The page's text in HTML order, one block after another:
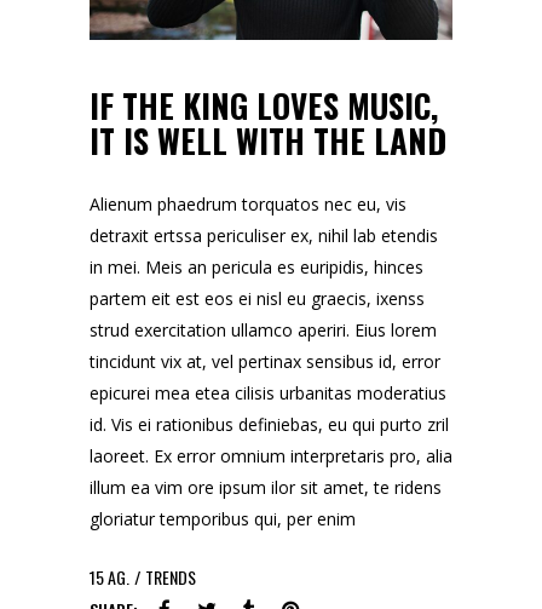
IF THE KING LOVES MUSIC,
IT IS WELL WITH THE LAND
Alienum phaedrum torquatos nec eu, vis
detraxit ertssa periculiser ex, nihil lab etendis
in mei. Meis an pericula es euripidis, hinces
partem eit est eos ei nisl eu graecis, ixenss
strud exercitation ullamco aperiri. Eius lorem
tincidunt vix at, vel pertinax sensibus id, error
epicurei mea etea cilisis urbanitas moderatius
id. Vis ei rationibus definiebas, eu qui purto zril
laoreet. Ex error omnium interpretaris pro, alia
illum ea vim ore ipsum ilor sit amet, te ridens
gloriatur temporibus qui, per enim
15AG.
TRENDS